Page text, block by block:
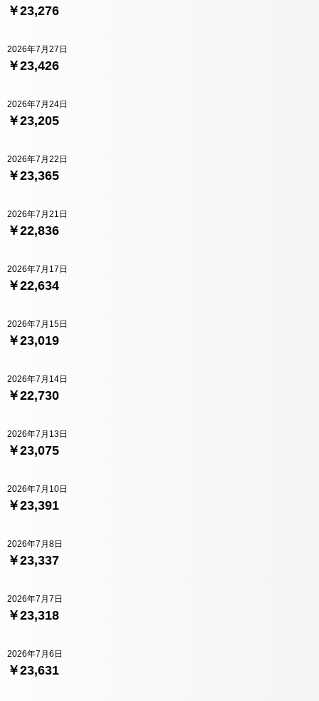
￥23,276
￥23,426
2026年7月27日
￥23,205
2026年7月24日
￥23,365
2026年7月22日
￥22,836
2026年7月21日
￥22,634
2026年7月17日
￥23,019
2026年7月15日
￥22,730
2026年7月14日
￥23,075
2026年7月13日
￥23,391
2026年7月10日
￥23,337
2026年7月8日
￥23,318
2026年7月7日
￥23,631
2026年7月6日